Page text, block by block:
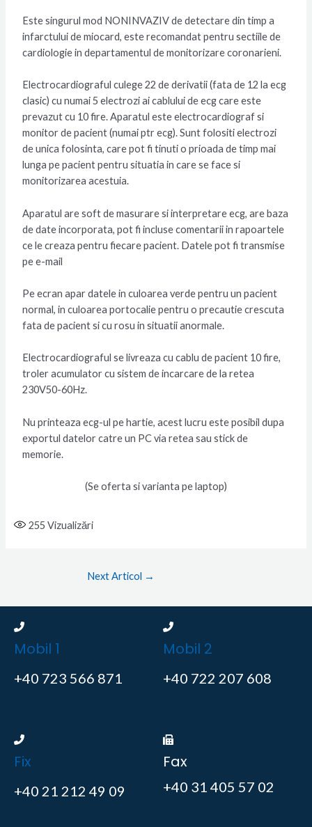
Este singurul mod NONINVAZIV de detectare din timp a
infarctului de miocard, este recomandat pentru sectiile de
cardiologie in departamentul de monitorizare coronarieni.
Electrocardiograful culege 22 de derivatii (fata de 12 la ecg
clasic) cu numai 5 electrozi ai cablului de ecg care este
prevazut cu 10 fire. Aparatul este electrocardiograf si
monitor de pacient (numai ptr ecg). Sunt folositi electrozi
de unica folosinta, care pot fi tinuti o prioada de timp mai
lunga pe pacient pentru situatia in care se face si
monitorizarea acestuia.
Aparatul are soft de masurare si interpretare ecg, are baza
de date incorporata, pot fi incluse comentarii in rapoartele
ce le creaza pentru fiecare pacient. Datele pot fi transmise
pe e-mail
Pe ecran apar datele in culoarea verde pentru un pacient
normal, in culoarea portocalie pentru o precautie crescuta
fata de pacient si cu rosu in situatii anormale.
Electrocardiograful se livreaza cu cablu de pacient 10 fire,
troler acumulator cu sistem de incarcare de la retea
230V50-60Hz.
Nu printeaza ecg-ul pe hartie, acest lucru este posibil dupa
exportul datelor catre un PC via retea sau stick de
memorie.
(Se oferta si varianta pe laptop)
255 Vizualizări
Next Articol →
Mobil 1
+40 723 566 871
Mobil 2
+40 722 207 608
Fix
+40 21 212 49 09
Fax
+40 31 405 57 02